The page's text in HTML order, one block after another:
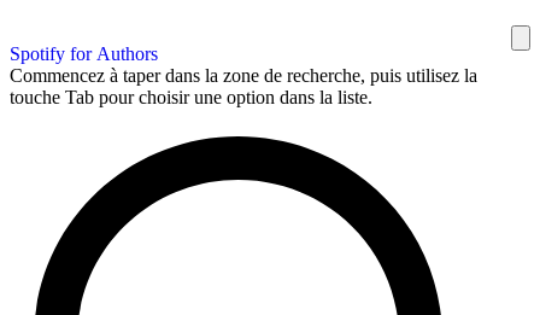
Spotify for Authors
Commencez à taper dans la zone de recherche, puis utilisez la
touche Tab pour choisir une option dans la liste.